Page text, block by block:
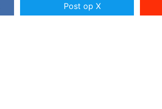
Post op X